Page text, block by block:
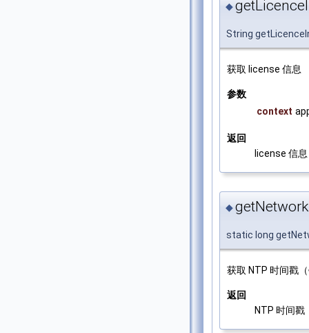
◆
String
获取 license 信息
参数
context
返回
license 信息
◆
static long
获取 NTP 时间戳
返回
NTP 时间